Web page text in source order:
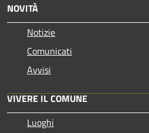
NOVITÀ
Notizie
Comunicati
Avvisi
VIVERE IL COMUNE
Luoghi